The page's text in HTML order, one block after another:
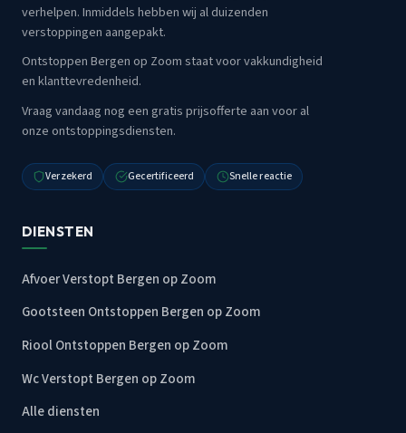
verhelpen. Inmiddels hebben wij al duizenden
verstoppingen aangepakt.
Ontstoppen Bergen op Zoom staat voor vakkundigheid
en klanttevredenheid.
Vraag vandaag nog een gratis prijsofferte aan voor al
onze ontstoppingsdiensten.
Verzekerd Gecertificeerd Snelle reactie
DIENSTEN
Afvoer Verstopt Bergen op Zoom
Gootsteen Ontstoppen Bergen op Zoom
Riool Ontstoppen Bergen op Zoom
Wc Verstopt Bergen op Zoom
Alle diensten